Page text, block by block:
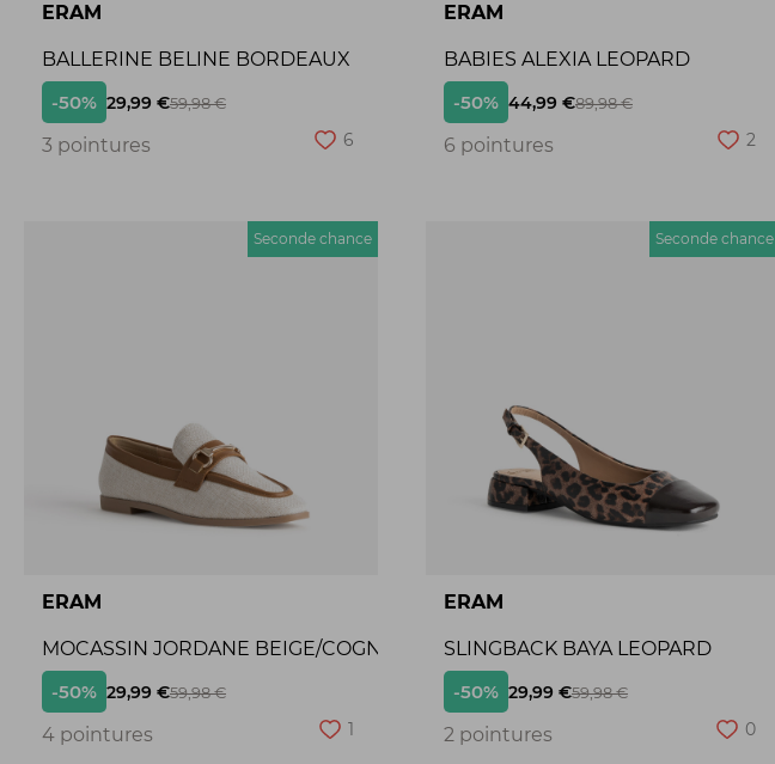
ERAM
BALLERINE BELINE BORDEAUX
-50% 29,99 €59,98 €
3 pointures 6
ERAM
BABIES ALEXIA LEOPARD
-50% 44,99 €89,98 €
6 pointures 2
Seconde chance
ERAM
MOCASSIN JORDANE BEIGE/COGNAC
-50% 29,99 €59,98 €
4 pointures 1
Seconde chance
ERAM
SLINGBACK BAYA LEOPARD
-50% 29,99 €59,98 €
2 pointures 0